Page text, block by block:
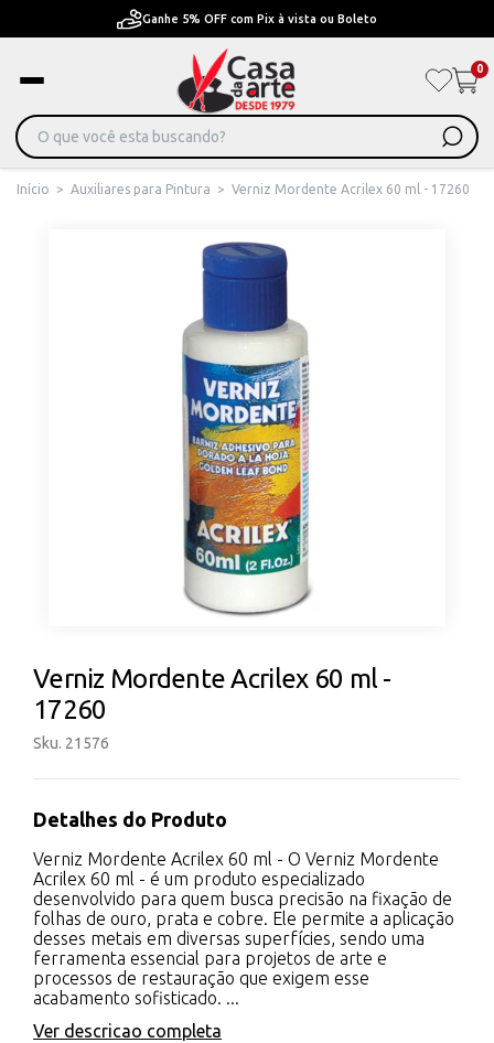
Pague em Até 6x sem juros ou ate 12x com juros
0
Início > Auxiliares para Pintura > Verniz Mordente Acrilex 60 ml - 17260
Verniz Mordente Acrilex 60 ml -
17260
Sku. 21576
Detalhes do Produto
Verniz Mordente Acrilex 60 ml - O Verniz Mordente
Acrilex 60 ml - é um produto especializado
desenvolvido para quem busca precisão na fixação de
folhas de ouro, prata e cobre. Ele permite a aplicação
desses metais em diversas superfícies, sendo uma
ferramenta essencial para projetos de arte e
processos de restauração que exigem esse
acabamento sofisticado. ...
Ver descricao completa